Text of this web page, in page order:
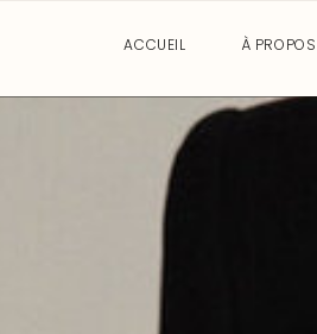
À PROPOS
ACCUEIL